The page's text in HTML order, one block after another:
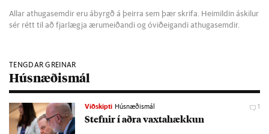
Allar athugasemdir eru ábyrgð á þeirra sem þær skrifa. Heimildin áskilur
sér rétt til að fjarlægja ærumeiðandi og óviðeigandi athugasemdir.
TENGDAR GREINAR
Húsnæðismál
Viðskipti Húsnæðismál 1
Stefn­ir í aðra vaxta­hækk­un